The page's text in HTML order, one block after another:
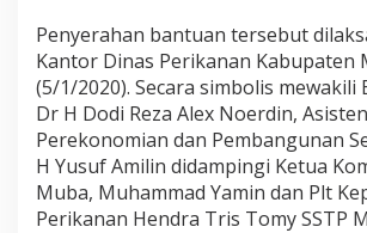
Penyerahan bantuan tersebut
Kantor Dinas Perikanan Kabupaten
(5/1/2020). Secara simbolis mewakili
Dr H Dodi Reza Alex Noerdin,
Perekonomian dan Pembangunan
H Yusuf Amilin didampingi Ketua
Muba, Muhammad Yamin dan Plt
Perikanan Hendra Tris Tomy SSTP